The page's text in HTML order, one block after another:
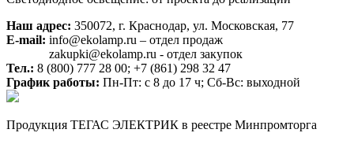
Наш адрес: 350072, г. Краснодар, ул. Московская, 77
E-mail: info@ekolamp.ru – отдел продаж
zakupki@ekolamp.ru - отдел закупок
Тел.: 8 (800) 777 28 00; +7 (861) 298 32 47
График работы: Пн-Пт: с 8 до 17 ч; Сб-Вс: выходной
Продукция ТЕГАС ЭЛЕКТРИК в реестре Минпромторга